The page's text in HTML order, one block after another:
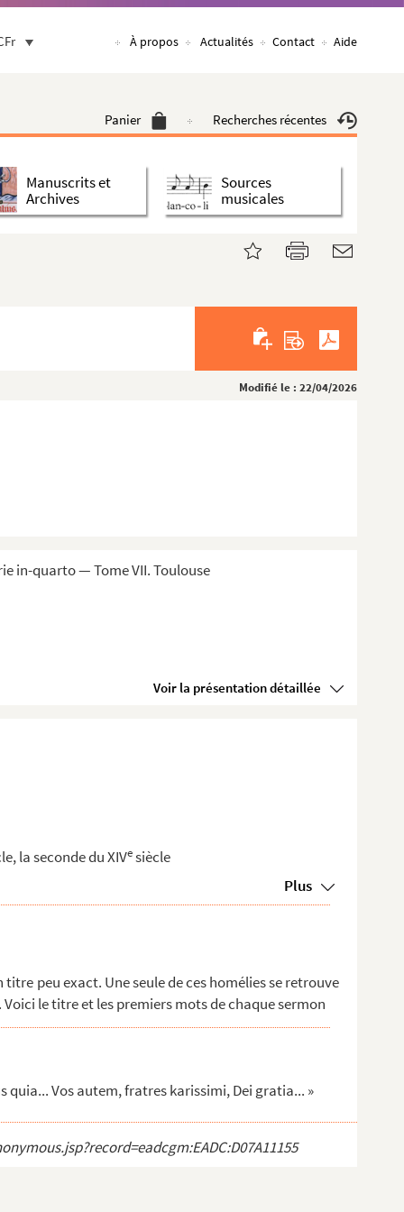
À propos Actualités Contact Aide
Panier Recherches récentes
Manuscrits et
Archives
Sources
musicales
Modifié le : 22/04/2026
in-quarto — Tome VII. Toulouse
Voir la présentation détaillée
la seconde du XIVesiècle
Plus
peu exact. Une seule de ces homélies se retrouve
le titre et les premiers mots de chaque sermon
quia... Vos autem, fratres karissimi, Dei gratia... »